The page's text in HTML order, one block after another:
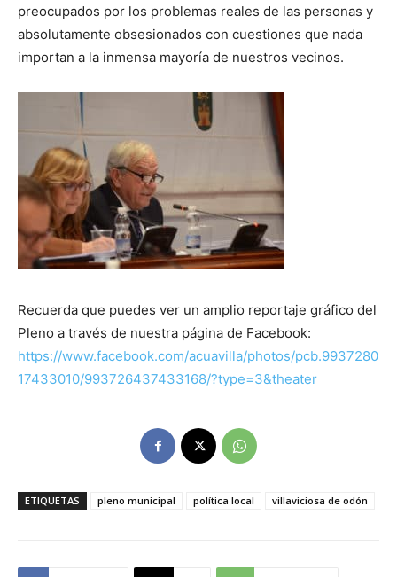
preocupados por los problemas reales de las personas y
absolutamente obsesionados con cuestiones que nada
importan a la inmensa mayoría de nuestros vecinos.
Recuerda que puedes ver un amplio reportaje gráfico del
Pleno a través de nuestra página de Facebook:
https://www.facebook.com/acuavilla/photos/pcb.9937280
17433010/993726437433168/?type=3&theater
ETIQUETAS pleno municipal política local villaviciosa de odón